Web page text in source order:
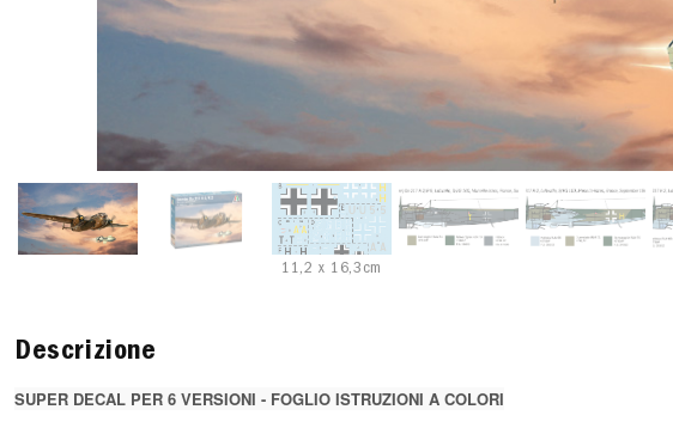
11,2 x 16,3cm
Descrizione
SUPER DECAL PER 6 VERSIONI - FOGLIO ISTRUZIONI A COLORI